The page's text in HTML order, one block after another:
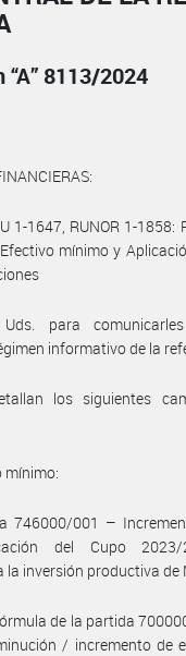
8113/2024
1-1647, RUNOR 1-
mínimo y
para
informativo de la
los siguientes
mínimo:
746000/001 –
del Cupo
inversión productiva de
de la partida
/ incremento de